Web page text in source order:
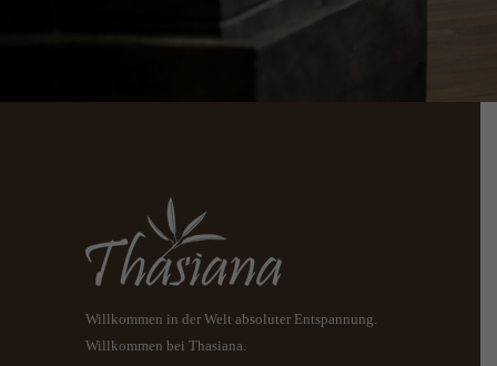
Willkommen in der Welt absoluter Entspannung.
Willkommen bei Thasiana.